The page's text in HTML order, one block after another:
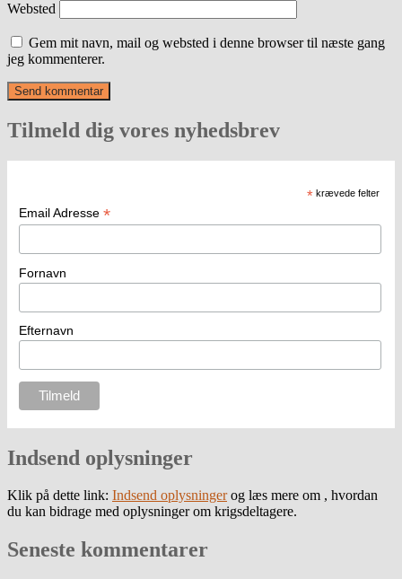
Websted
Gem mit navn, mail og websted i denne browser til næste gang
jeg kommenterer.
Tilmeld dig vores nyhedsbrev
* krævede felter
Email Adresse *
Fornavn
Efternavn
Indsend oplysninger
Klik på dette link: Indsend oplysningerog læs mere om , hvordan
du kan bidrage med oplysninger om krigsdeltagere.
Seneste kommentarer